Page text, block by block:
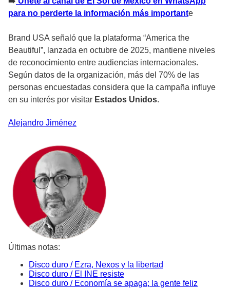
para no perderte la información más importante
Brand USA señaló que la plataforma “America the
Beautiful”, lanzada en octubre de 2025, mantiene niveles
de reconocimiento entre audiencias internacionales.
Según datos de la organización, más del 70% de las
personas encuestadas considera que la campaña influye
en su interés por visitar Estados Unidos.
Alejandro Jiménez
Últimas notas:
Disco duro / Ezra, Nexos y la libertad
Disco duro / El INE resiste
Disco duro / Economía se apaga; la gente feliz